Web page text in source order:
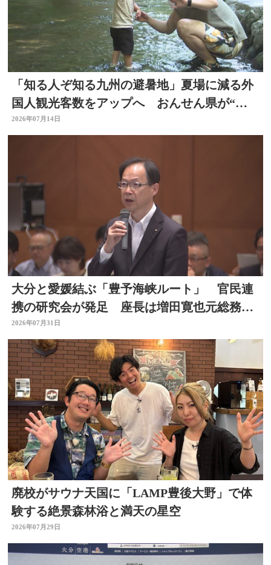
「知る人ぞ知る九州の避暑地」夏場に減る外
国人観光客数をアップへ おんせん県が“涼
しい大分”に
2026年07月14日
大分と愛媛結ぶ「豊予海峡ルート」 官民連
携の研究会が発足 座長は増田寛也元総務大
臣 大分
2026年07月31日
廃校がサウナ天国に「LAMP豊後大野」で体
験する絶景森林浴と満天の星空
2026年07月29日